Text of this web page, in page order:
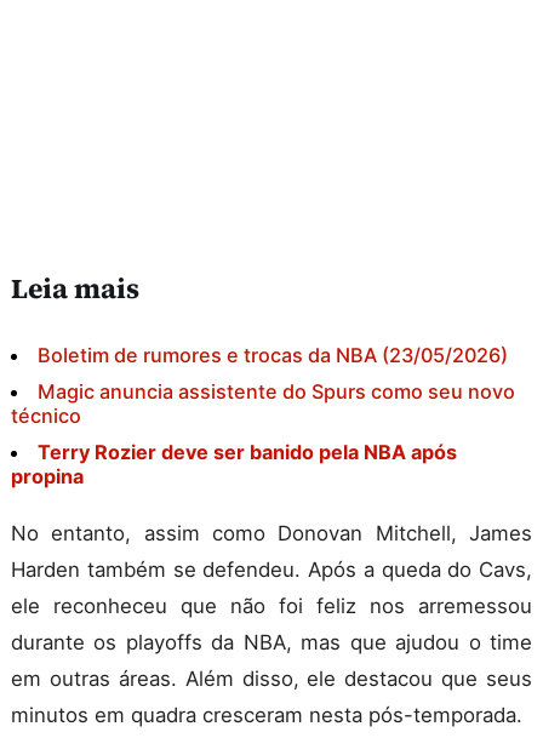
Leia mais
Boletim de rumores e trocas da NBA (23/05/2026)
Magic anuncia assistente do Spurs como seu novo
técnico
Terry Rozier deve ser banido pela NBA após
propina
No entanto, assim como Donovan Mitchell, James
Harden também se defendeu. Após a queda do Cavs,
ele reconheceu que não foi feliz nos arremessou
durante os playoffs da NBA, mas que ajudou o time
em outras áreas. Além disso, ele destacou que seus
minutos em quadra cresceram nesta pós-temporada.